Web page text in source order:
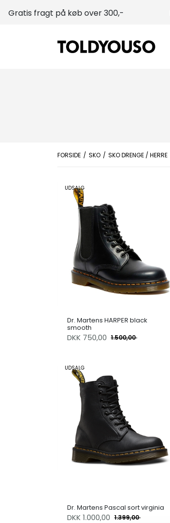
Gratis fragt på køb over 300,-
FORSIDE SKO SKO DRENGE / HERRE
UDSALG
Dr. Martens HARPER black
smooth
DKK 750,00 1.500,00
UDSALG
Dr. Martens Pascal sort virginia
DKK 1.000,00 1.399,00